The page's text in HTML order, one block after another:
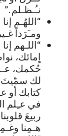
نـُـظـلم .”
“اللهُـم
ومـَرَداً
“اللـهم
اٍمائك،
حُكمك،
لك سمّيتَ
كتابك أو
في عـِلم
ربيعَ
هـمِنا